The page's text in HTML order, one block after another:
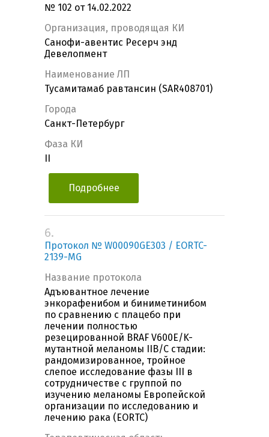
№ 102 от 14.02.2022
Организация, проводящая КИ
Санофи-авентис Ресерч энд
Девелопмент
Наименование ЛП
Тусамитамаб равтансин (SAR408701)
Города
Санкт-Петербург
Фаза КИ
Подробнее
6.
Протокол № W00090GE303 / EORTC-
2139-MG
Название протокола
Адъювантное лечение
энкорафенибом и биниметинибом
по сравнению с плацебо при
лечении полностью
резецированной BRAF V600E/K-
мутантной меланомы IIB/C стадии:
рандомизированное, тройное
слепое исследование фазы III в
сотрудничестве с группой по
изучению меланомы Европейской
организации по исследованию и
лечению рака (EORTC)